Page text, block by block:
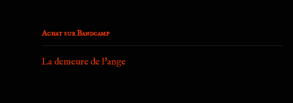
Achat sur Bandcamp
La demeure de l'ange